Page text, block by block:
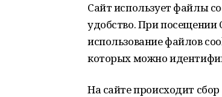
Сайт использует файлы
удобство. При посещении
использование файлов
которых можно
На сайте происходит